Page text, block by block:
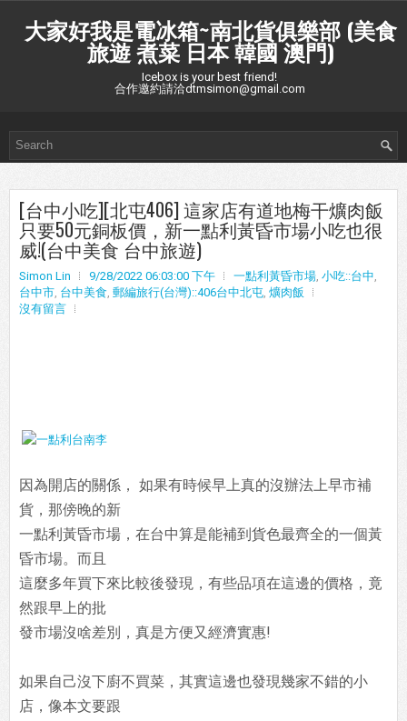
大家好我是電冰箱~南北貨俱樂部 (美食
旅遊 煮菜 日本 韓國 澳門)
Icebox is your best friend!
合作邀約請洽dtmsimon@gmail.com
[台中小吃][北屯406] 這家店有道地梅干爌肉飯
只要50元銅板價，新一點利黃昏市場小吃也很
威!(台中美食 台中旅遊)
Simon Lin 9/28/2022 06:03:00 下午 一點利黃昏市場, 小吃::台中,
台中市, 台中美食, 郵編旅行(台灣)::406台中北屯, 爌肉飯
沒有留言
因為開店的關係， 如果有時候早上真的沒辦法上早市補
貨，那傍晚的新
一點利黃昏市場，在台中算是能補到貨色最齊全的一個黃
昏市場。而且
這麼多年買下來比較後發現，有些品項在這邊的價格，竟
然跟早上的批
發市場沒啥差別，真是方便又經濟實惠!
如果自己沒下廚不買菜，其實這邊也發現幾家不錯的小
店，像本文要跟